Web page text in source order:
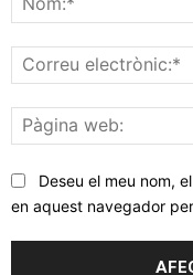
Deseu el meu nom,
en aquest navegador